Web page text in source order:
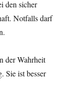
den sicher
Notfalls darf
der Wahrheit
Sie ist besser